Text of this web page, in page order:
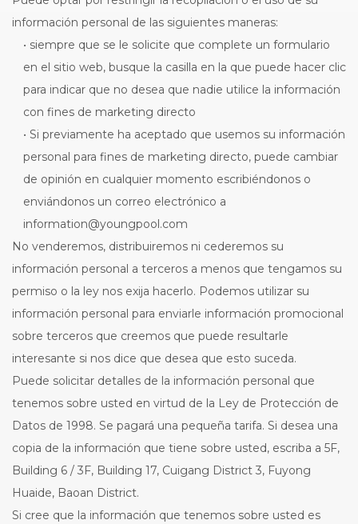
información personal de las siguientes maneras:
• siempre que se le solicite que complete un formulario
en el sitio web, busque la casilla en la que puede hacer clic
para indicar que no desea que nadie utilice la información
con fines de marketing directo
• Si previamente ha aceptado que usemos su información
personal para fines de marketing directo, puede cambiar
de opinión en cualquier momento escribiéndonos o
enviándonos un correo electrónico a
information@youngpool.com
No venderemos, distribuiremos ni cederemos su
información personal a terceros a menos que tengamos su
permiso o la ley nos exija hacerlo. Podemos utilizar su
información personal para enviarle información promocional
sobre terceros que creemos que puede resultarle
interesante si nos dice que desea que esto suceda.
Puede solicitar detalles de la información personal que
tenemos sobre usted en virtud de la Ley de Protección de
Datos de 1998. Se pagará una pequeña tarifa. Si desea una
copia de la información que tiene sobre usted, escriba a 5F,
Building 6 / 3F, Building 17, Cuigang District 3, Fuyong
Huaide, Baoan District.
Si cree que la información que tenemos sobre usted es